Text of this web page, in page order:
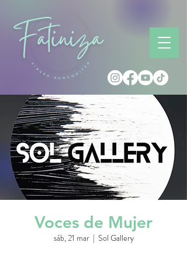
Voces de Mujer
sáb, 21 mar
  |
Sol Gallery